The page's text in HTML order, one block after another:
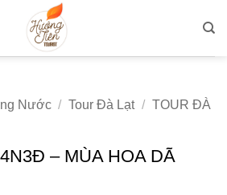
Nước / Tour Đà Lạt / TOUR ĐÀ
– MÙA HOA DÃ